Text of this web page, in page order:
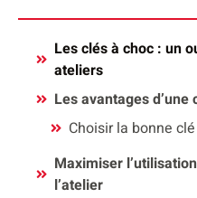
Les clés à choc : un
ateliers
Les avantages
Choisir la bonne
Maximiser
l’atelier